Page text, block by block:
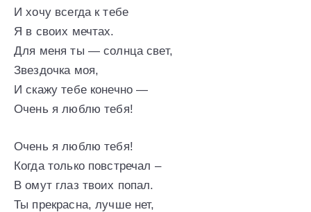
И хочу всегда к тебе
Я в своих мечтах.
Для меня ты — солнца свет,
Звездочка моя,
И скажу тебе конечно —
Очень я люблю тебя!
Очень я люблю тебя!
Когда только повстречал –
В омут глаз твоих попал.
Ты прекрасна, лучше нет,